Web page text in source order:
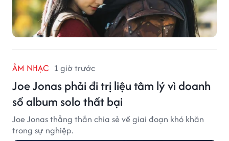
ÂM NHẠC 1 giờ trước
Joe Jonas phải đi trị liệu tâm lý vì doanh
số album solo thất bại
Joe Jonas thẳng thắn chia sẻ về giai đoạn khó khăn
trong sự nghiệp.